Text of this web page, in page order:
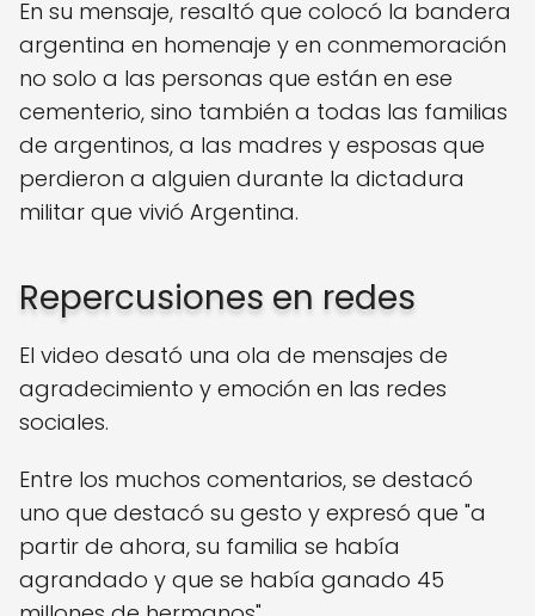
En su mensaje, resaltó que colocó la bandera
argentina en homenaje y en conmemoración
no solo a las personas que están en ese
cementerio, sino también a todas las familias
de argentinos, a las madres y esposas que
perdieron a alguien durante la dictadura
militar que vivió Argentina.
Repercusiones en redes
El video desató una ola de mensajes de
agradecimiento y emoción en las redes
sociales.
Entre los muchos comentarios, se destacó
uno que destacó su gesto y expresó que "a
partir de ahora, su familia se había
agrandado y que se había ganado 45